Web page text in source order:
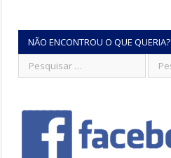
NÃO ENCONTROU O QUE QUERIA?